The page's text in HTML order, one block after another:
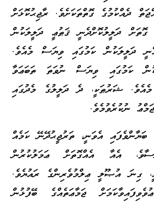
ދެއްކުމުގެ ގޮތްތަކަށެވެ. ރާޖިޙުކޮޅަށް
ދަލީލުކޮށްދެނީ ޤަޠުޢީ ދަލީލަކުން
ދަލީލަކުން ކަމުގައި ވިޔަސް މެއެވެ.
ކަމުގައި ވިޔަސް ނުވަތަ ތަބަޢަވާ
ޝަރުޠަކީ، ދެ ދަލީލުގެ މެދުގައި
ނުކުރެވުމެވެ.
އެވަނީ، ތަރުޖީޙުދޭނޭ ކަމެއް
އެއާ އެއްގޮތަށް ޢަމަލުކުރުން
ގިނަ އުޞޫލީ ޢިލްމުވެރިންގެ ރައުޔެވެ.
ޖަމާޢަތެއްގެ ބޭފުޅުން